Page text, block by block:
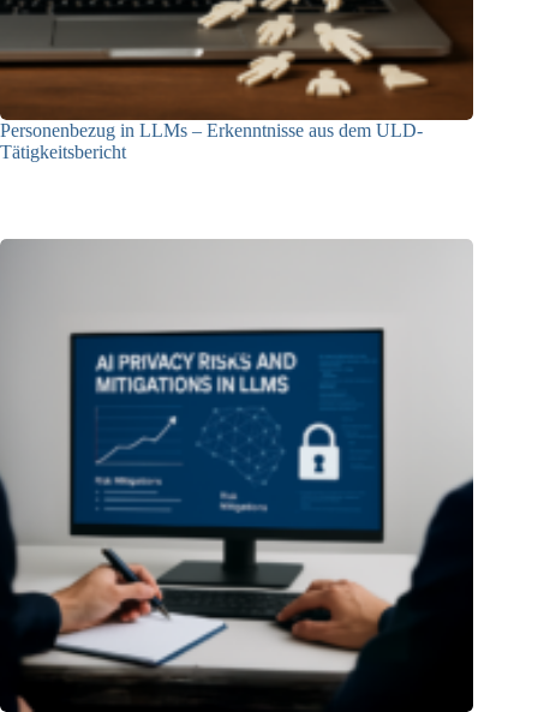
Personenbezug in LLMs – Erkenntnisse aus dem ULD-
Tätigkeitsbericht